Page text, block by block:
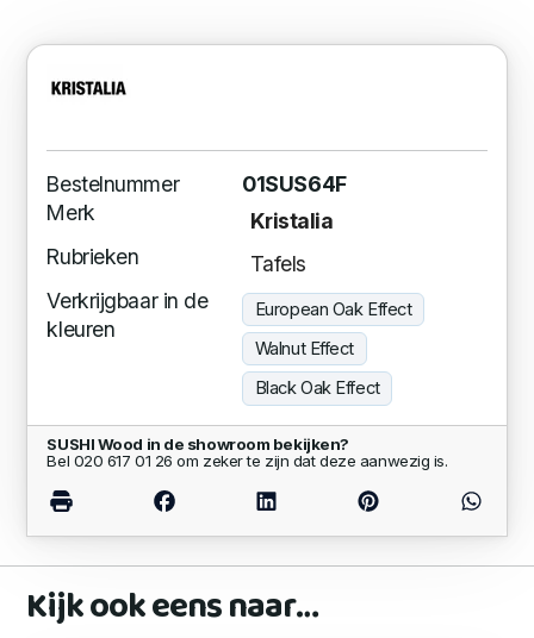
Bestelnummer
01SUS64F
Merk
Kristalia
Rubrieken
Tafels
Verkrijgbaar in de
kleuren
European Oak Effect
Walnut Effect
Black Oak Effect
SUSHI Wood in de showroom bekijken?
Bel 020 617 01 26 om zeker te zijn dat deze aanwezig is.
Kijk ook eens naar…